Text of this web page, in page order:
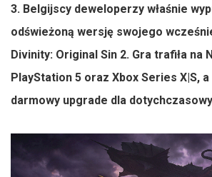
3. Belgijscy deweloperzy właśnie
odświeżoną wersję swojego
Divinity: Original Sin 2. Gra trafiła na
PlayStation 5 oraz Xbox Series X|S,
darmowy upgrade dla